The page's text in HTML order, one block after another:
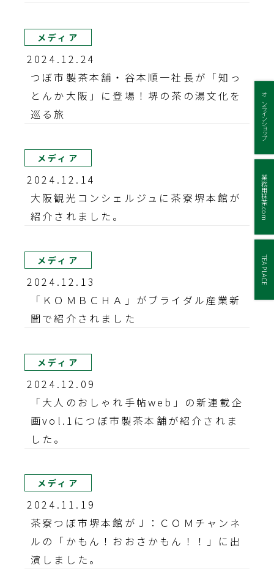
オンラインショップ
業務用抹茶.com
TEA PLACE
メディア
2024.12.24
つぼ市製茶本舗・谷本順一社長が「知っ
とんか大阪」に登場！堺の茶の湯文化を
巡る旅
メディア
2024.12.14
大阪観光コンシェルジュに茶寮堺本館が
紹介されました。
メディア
2024.12.13
「ＫＯＭＢＣＨＡ」がブライダル産業新
聞で紹介されました
メディア
2024.12.09
「大人のおしゃれ手帖web」の新連載企
画vol.1につぼ市製茶本舗が紹介されま
した。
メディア
2024.11.19
茶寮つぼ市堺本館がＪ：ＣＯＭチャンネ
ルの「かもん！おおさかもん！！」に出
演しました。